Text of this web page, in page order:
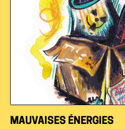
MAUVAISES ÉNERGIES